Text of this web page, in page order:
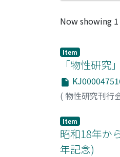
Recent
Now showing
Item
「物性研究
( 物性研究刊行
Item
昭和18年か
年記念)